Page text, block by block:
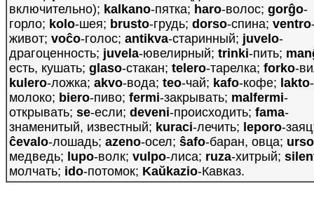
включительно); kalkano-пятка; haro-волос; gorĝo-
горло; kolo-шея; brusto-грудь; dorso-спина; ventro
живот; voĉo-голос; antikva-старинный; juvelo-
драгоценность; juvela-ювелирный; trinki-пить;
есть, кушать; glaso-стакан; telero-тарелка; forko-
kulero-ложка; akvo-вода; teo-чай; kafo-кофе; lakto-
молоко; biero-пиво; fermi-закрывать; malfermi-
открывать; se-если; deveni-происходить; fama-
знаменитый, известный; kuraci-лечить; leporo-
ĉevalo-лошадь; azeno-осел; ŝafo-баран, овца; urso
медведь; lupo-волк; vulpo-лиса; ruza-хитрый;
молчать; ido-потомок; Kaŭkazio-Кавказ.